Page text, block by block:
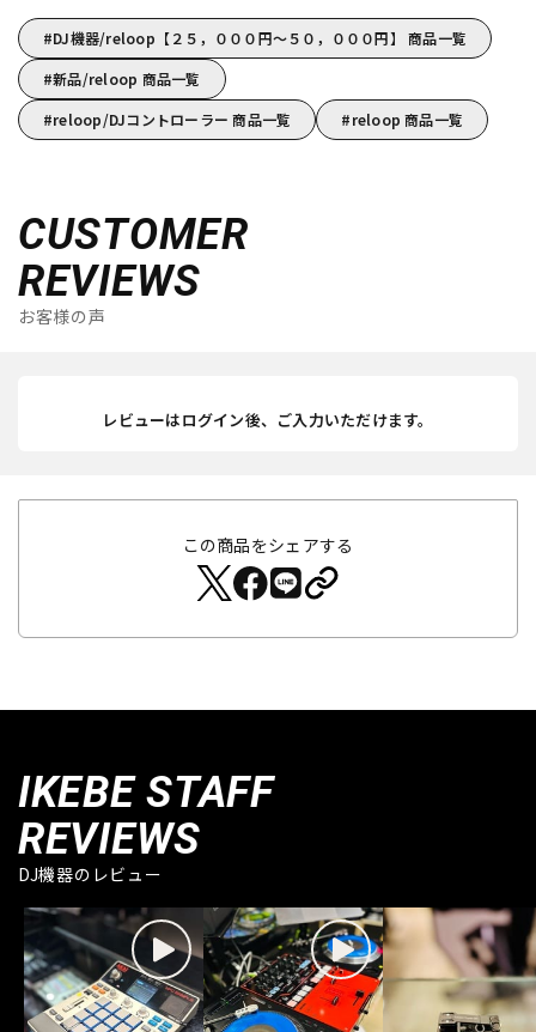
DJ機器/reloop【２５，０００円～５０，０００円】 商品一覧
新品/reloop 商品一覧
reloop/DJコントローラー 商品一覧
reloop 商品一覧
CUSTOMER
REVIEWS
お客様の声
レビューはログイン後、ご入力いただけます。
この商品をシェアする
IKEBE STAFF
REVIEWS
DJ機器のレビュー